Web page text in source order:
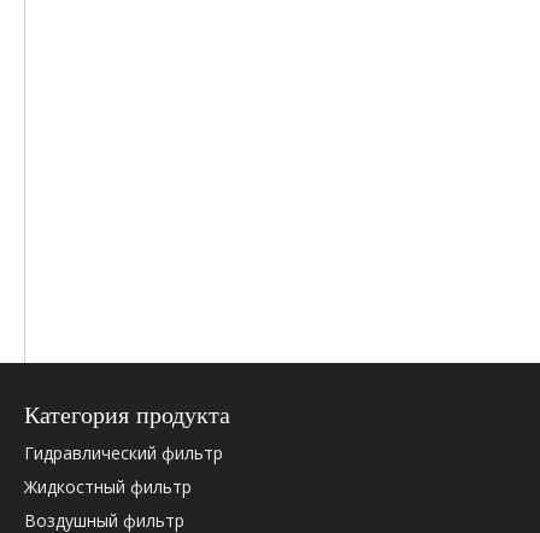
Категория продукта
Гидравлический фильтр
Жидкостный фильтр
Воздушный фильтр